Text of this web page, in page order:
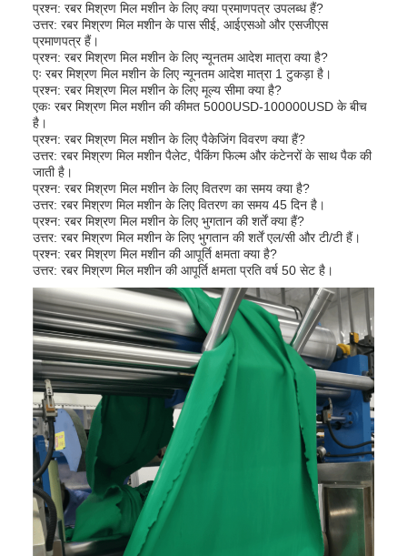
प्रश्न: रबर मिश्रण मिल मशीन के लिए क्या प्रमाणपत्र उपलब्ध हैं?
उत्तर: रबर मिश्रण मिल मशीन के पास सीई, आईएसओ और एसजीएस
प्रमाणपत्र हैं।
प्रश्न: रबर मिश्रण मिल मशीन के लिए न्यूनतम आदेश मात्रा क्या है?
एः रबर मिश्रण मिल मशीन के लिए न्यूनतम आदेश मात्रा 1 टुकड़ा है।
प्रश्न: रबर मिश्रण मिल मशीन के लिए मूल्य सीमा क्या है?
एकः रबर मिश्रण मिल मशीन की कीमत 5000USD-100000USD के बीच
है।
प्रश्न: रबर मिश्रण मिल मशीन के लिए पैकेजिंग विवरण क्या हैं?
उत्तर: रबर मिश्रण मिल मशीन पैलेट, पैकिंग फिल्म और कंटेनरों के साथ पैक की
जाती है।
प्रश्न: रबर मिश्रण मिल मशीन के लिए वितरण का समय क्या है?
उत्तर: रबर मिश्रण मिल मशीन के लिए वितरण का समय 45 दिन है।
प्रश्न: रबर मिश्रण मिल मशीन के लिए भुगतान की शर्तें क्या हैं?
उत्तर: रबर मिश्रण मिल मशीन के लिए भुगतान की शर्तें एल/सी और टी/टी हैं।
प्रश्न: रबर मिश्रण मिल मशीन की आपूर्ति क्षमता क्या है?
उत्तर: रबर मिश्रण मिल मशीन की आपूर्ति क्षमता प्रति वर्ष 50 सेट है।